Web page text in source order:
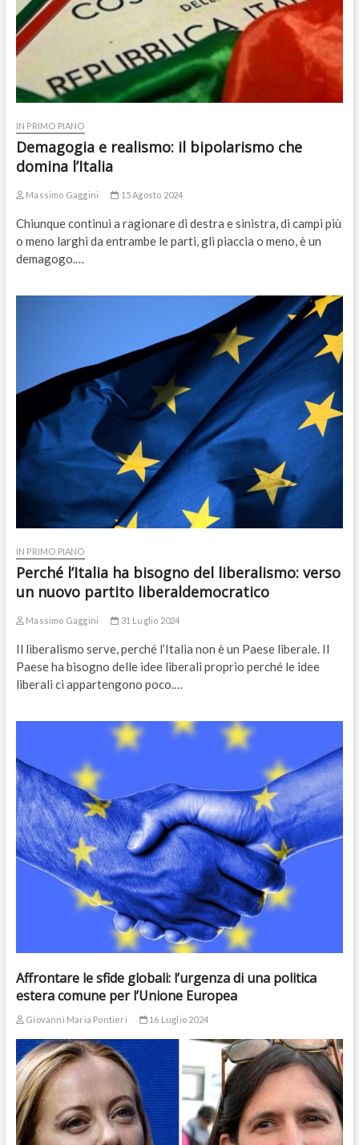
IN PRIMO PIANO
Demagogia e realismo: il bipolarismo che
domina l’Italia
Massimo Gaggini 15 Agosto 2024
Chiunque continui a ragionare di destra e sinistra, di campi più
o meno larghi da entrambe le parti, gli piaccia o meno, è un
demagogo.…
IN PRIMO PIANO
Perché l’Italia ha bisogno del liberalismo: verso
un nuovo partito liberaldemocratico
Massimo Gaggini 31 Luglio 2024
Il liberalismo serve, perché l’Italia non è un Paese liberale. Il
Paese ha bisogno delle idee liberali proprio perché le idee
liberali ci appartengono poco.…
Affrontare le sfide globali: l’urgenza di una politica
estera comune per l’Unione Europea
Giovanni Maria Pontieri 16 Luglio 2024